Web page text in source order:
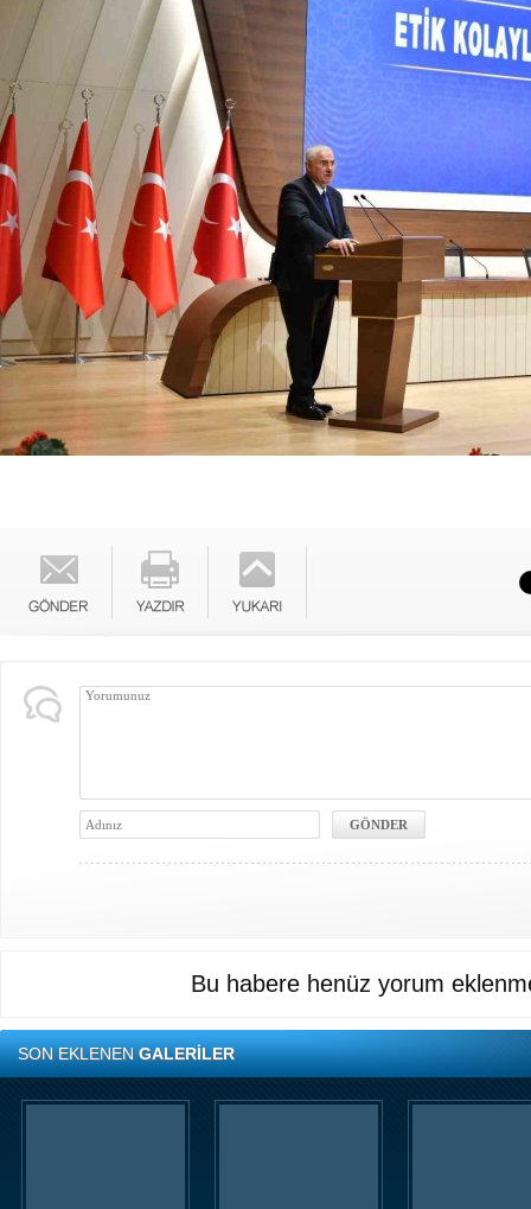
Bu habere henüz yorum
SON EKLENENGALERİLER